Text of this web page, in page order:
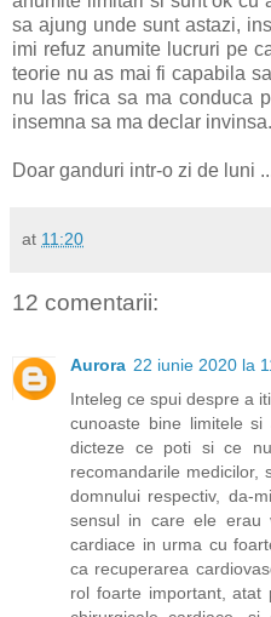
sa ajung unde sunt astazi,
imi refuz anumite lucruri pe
teorie nu as mai fi capabila
nu las frica sa ma conduca
insemna sa ma declar invinsa.
Doar ganduri intr-o zi de luni
at 11:20
12 comentarii:
Aurora 22 iunie 2020 la
Inteleg ce spui despre a
cunoaste bine limitele
dicteze ce poti si ce
recomandarile medicilor,
domnului respectiv, da-
sensul in care ele erau
cardiace in urma cu
ca recuperarea
rol foarte important, atat